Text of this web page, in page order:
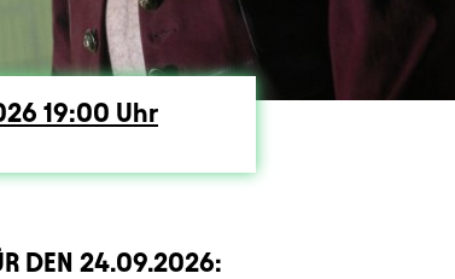
19:00 Uhr
DEN 24.09.2026: